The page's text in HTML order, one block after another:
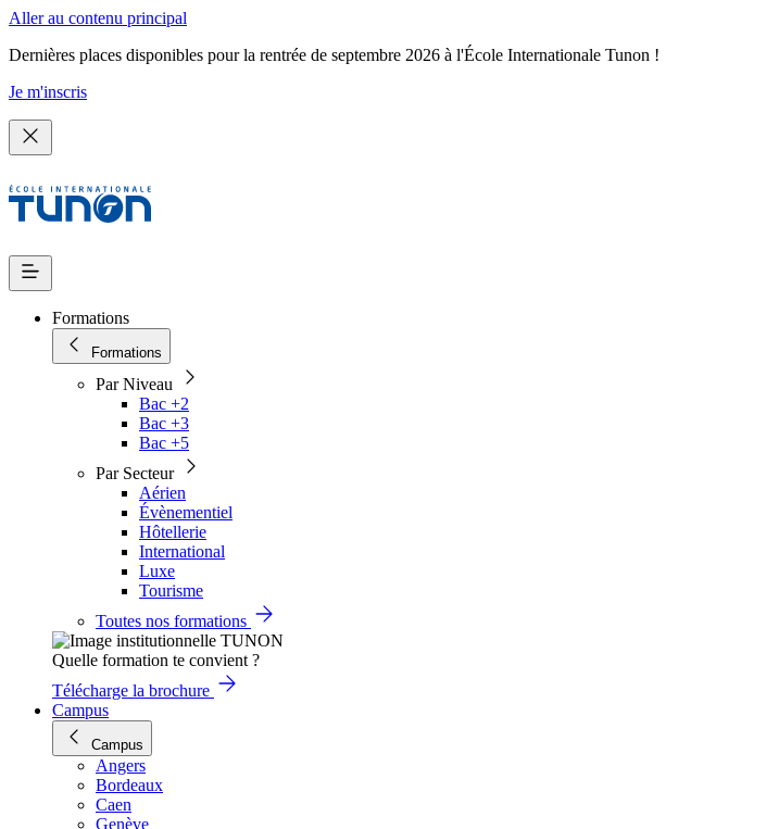
Aller au contenu principal
Dernières places disponibles pour la rentrée de septembre 2026 à l'École Internationale Tunon !
Je m'inscris
Formations
Formations
Par Niveau
Bac +2
Bac +3
Bac +5
Par Secteur
Aérien
Évènementiel
Hôtellerie
International
Luxe
Tourisme
Toutes nos formations
Quelle formation te convient ?
Télécharge la brochure
Campus
Campus
Angers
Bordeaux
Caen
Genève